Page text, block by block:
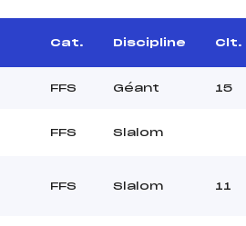
Cat. Discipline Clt.
FFS Géant 15
FFS Slalom
FFS Slalom 11